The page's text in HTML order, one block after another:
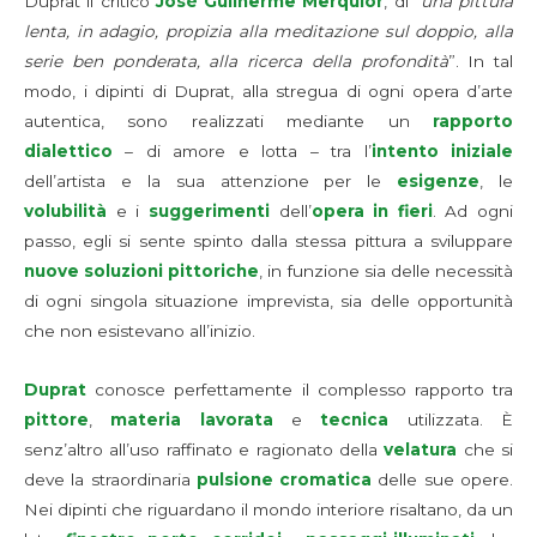
lenta, in adagio, propizia alla meditazione sul doppio, alla
serie ben ponderata, alla ricerca della profondità”. In tal
modo, i dipinti di Duprat, alla stregua di ogni opera d’arte
autentica, sono realizzati mediante un rapporto
dialettico – di amore e lotta – tra l’intento iniziale
dell’artista e la sua attenzione per le esigenze, le
volubilità e i suggerimentidell’opera in fieri. Ad ogni
passo, egli si sente spinto dalla stessa pittura a sviluppare
nuove soluzioni pittoriche, in funzione sia delle necessità
di ogni singola situazione imprevista, sia delle opportunità
che non esistevano all’inizio.
Duprat conosce perfettamente il complesso rapporto tra
pittore, materia lavorata e tecnica utilizzata. È
senz’altro all’uso raffinato e ragionato dellavelatura che si
deve la straordinaria pulsione cromatica delle sue opere.
Nei dipinti che riguardano il mondo interiore risaltano, da un